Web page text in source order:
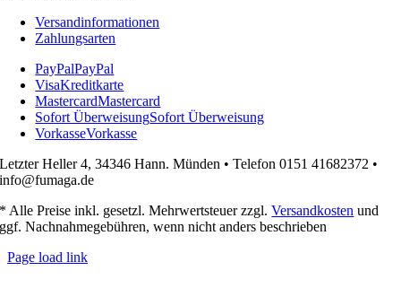
Versandinformationen
Zahlungsarten
PayPalPayPal
VisaKreditkarte
MastercardMastercard
Sofort ÜberweisungSofort Überweisung
VorkasseVorkasse
Letzter Heller 4, 34346 Hann. Münden • Telefon 0151 41682372 •
info@fumaga.de
* Alle Preise inkl. gesetzl. Mehrwertsteuer zzgl.Versandkosten und
ggf. Nachnahmegebühren, wenn nicht anders beschrieben
Page load link